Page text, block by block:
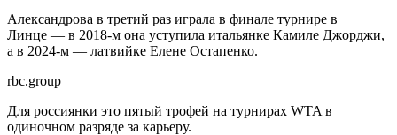
Александрова в третий раз играла в финале турнире в
Линце — в 2018-м она уступила итальянке Камиле Джорджи,
а в 2024-м — латвийке Елене Остапенко.
rbc.group
Для россиянки это пятый трофей на турнирах WTA в
одиночном разряде за карьеру.